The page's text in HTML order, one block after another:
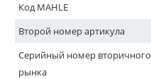
Код MAHLE
Второй номер артикула
Серийный номер вторичного
рынка